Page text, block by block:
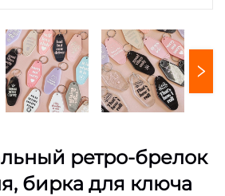
ретро-брелок
бирка для ключа